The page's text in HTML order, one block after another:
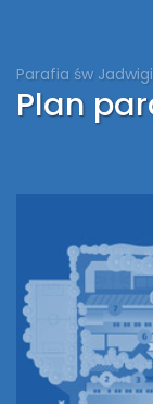
Parafia św Jadwigi
Plan